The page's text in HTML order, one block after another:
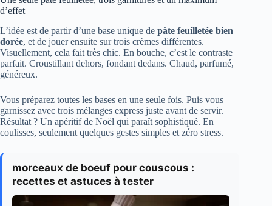
d’effet
L’idée est de partir d’une base unique de pâte feuilletée bien
dorée, et de jouer ensuite sur trois crèmes différentes.
Visuellement, cela fait très chic. En bouche, c’est le contraste
parfait. Croustillant dehors, fondant dedans. Chaud, parfumé,
généreux.
Vous préparez toutes les bases en une seule fois. Puis vous
garnissez avec trois mélanges express juste avant de servir.
Résultat ? Un apéritif de Noël qui paraît sophistiqué. En
coulisses, seulement quelques gestes simples et zéro stress.
morceaux de boeuf pour couscous :
recettes et astuces à tester